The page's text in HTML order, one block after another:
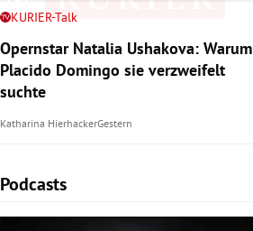
KURIER-Talk
Opernstar Natalia Ushakova: Warum
Placido Domingo sie verzweifelt
suchte
Katharina HierhackerGestern
Podcasts
Slide 1 von 6